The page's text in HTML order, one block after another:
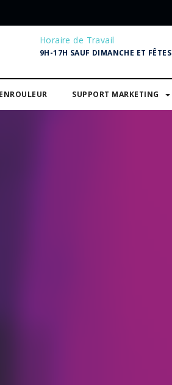
Horaire de Travail
9H-17H SAUF DIMANCHE ET FÊTES
SUPPORT MARKETING